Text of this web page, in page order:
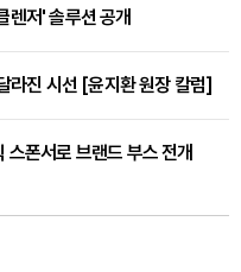
렌저' 솔루션 공개
라진 시선 [윤지환 원장 칼럼]
폰서로 브랜드 부스 전개